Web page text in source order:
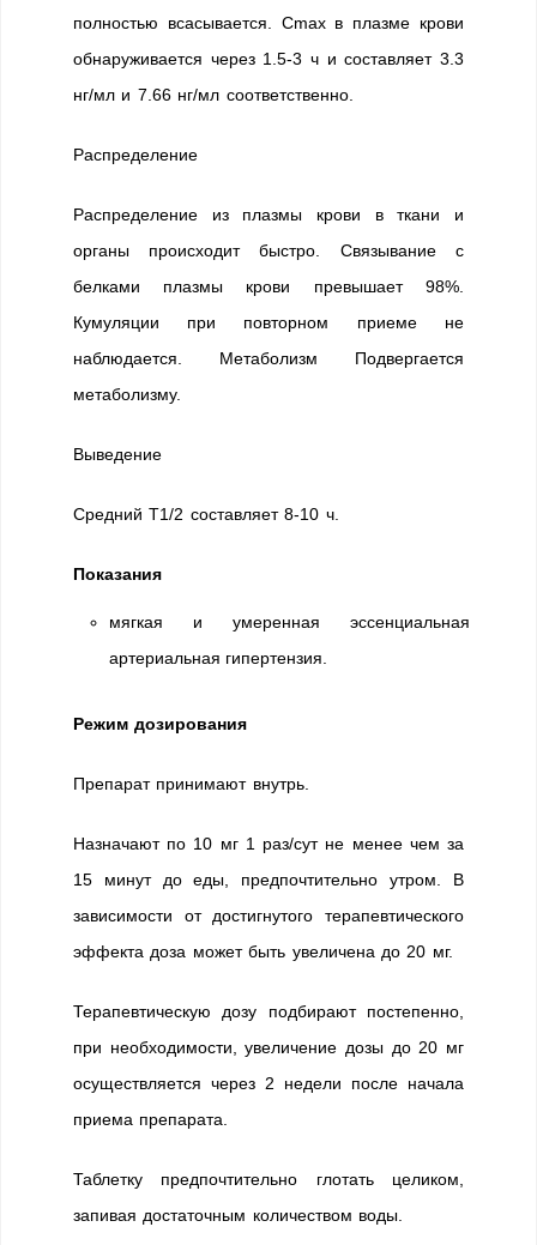
полностью всасывается. Cmax в плазме крови
обнаруживается через 1.5-3 ч и составляет 3.3
нг/мл и 7.66 нг/мл соответственно.
Распределение
Распределение из плазмы крови в ткани и
органы происходит быстро. Связывание с
белками плазмы крови превышает 98%.
Кумуляции при повторном приеме не
наблюдается. Метаболизм Подвергается
метаболизму.
Выведение
Средний T1/2 составляет 8-10 ч.
Показания
мягкая и умеренная эссенциальная
артериальная гипертензия.
Режим дозирования
Препарат принимают внутрь.
Назначают по 10 мг 1 раз/сут не менее чем за
15 минут до еды, предпочтительно утром. В
зависимости от достигнутого терапевтического
эффекта доза может быть увеличена до 20 мг.
Терапевтическую дозу подбирают постепенно,
при необходимости, увеличение дозы до 20 мг
осуществляется через 2 недели после начала
приема препарата.
Таблетку предпочтительно глотать целиком,
запивая достаточным количеством воды.